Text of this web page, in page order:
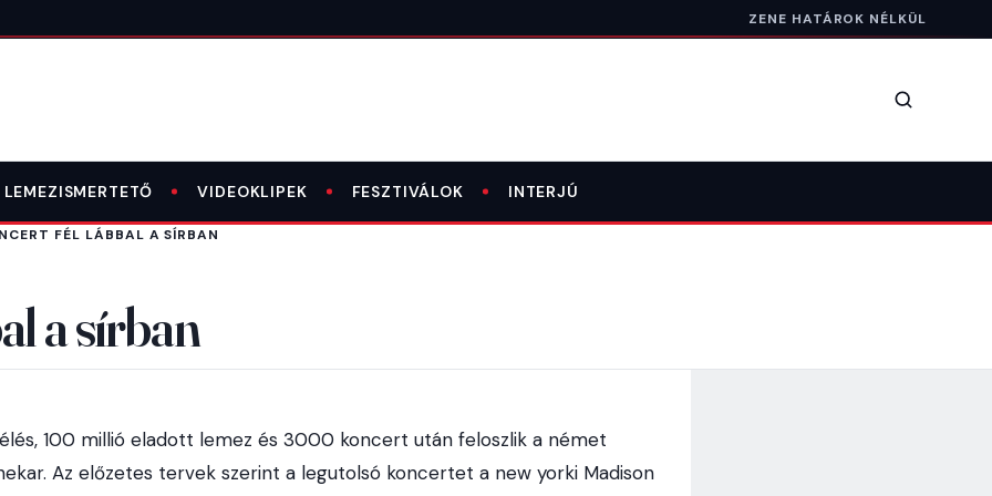
ZENE HATÁROK NÉLKÜL
Keresés
LEMEZISMERTETŐ VIDEOKLIPEK FESZTIVÁLOK INTERJÚ
FÉL LÁBBAL A SÍRBAN
a sírban
100 millió eladott lemez és 3000 koncert után feloszlik a német
Az előzetes tervek szerint a legutolsó koncertet a new yorki Madison